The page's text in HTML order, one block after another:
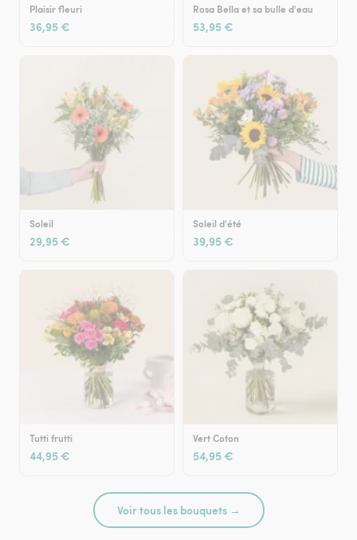
Plaisir fleuri
36,95 €
Rosa Bella et sa bulle d'eau
53,95 €
Soleil
29,95 €
Soleil d'été
39,95 €
Tutti frutti
44,95 €
Vert Coton
54,95 €
Voir tous les bouquets →